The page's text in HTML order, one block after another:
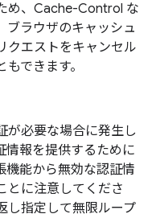
め、Cache-Control な
ブラウザのキャッシュ
クエストをキャンセル
できます。
が必要な場合に発生し
情報を提供するために
機能から無効な認証情
とに注意してくださ
し指定して無限ループ